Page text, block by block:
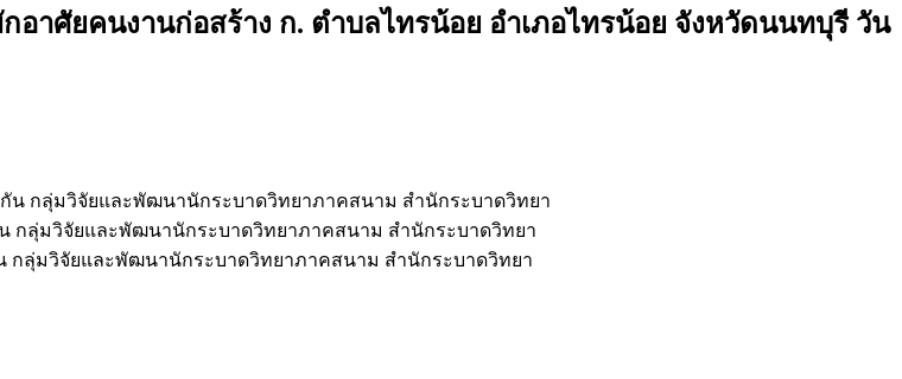
าศัยคนงานก่อสร้าง ก. ตำบลไทรน้อย อำเภอไทรน้อย จังหวัดนนทบุรี วัน
น กลุ่มวิจัยและพัฒนานักระบาดวิทยาภาคสนาม สำนักระบาดวิทยา
กลุ่มวิจัยและพัฒนานักระบาดวิทยาภาคสนาม สำนักระบาดวิทยา
กลุ่มวิจัยและพัฒนานักระบาดวิทยาภาคสนาม สำนักระบาดวิทยา